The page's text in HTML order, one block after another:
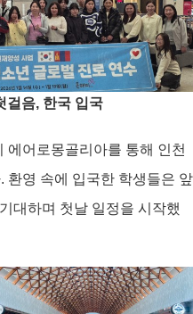
걸음, 한국 입국
에어로몽골리아를 통해 인천
환영 속에 입국한 학생들은 앞
대하며 첫날 일정을 시작했